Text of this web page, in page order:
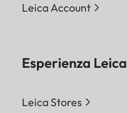
Leica Account
Esperienza Leica
Leica Stores